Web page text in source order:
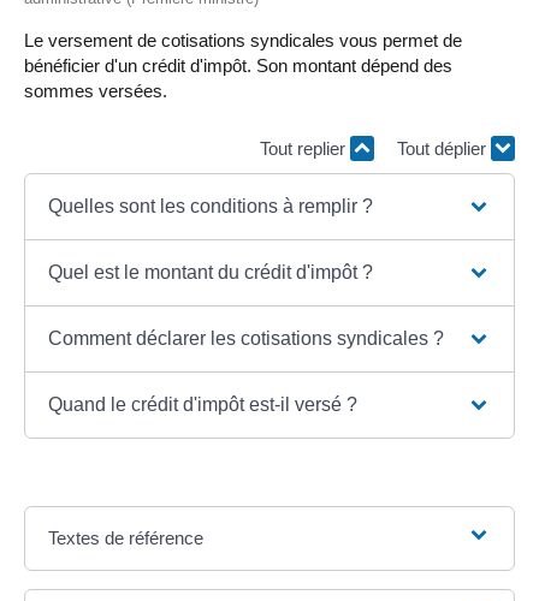
Le versement de cotisations syndicales vous permet de
bénéficier d'un crédit d'impôt. Son montant dépend des
sommes versées.
Tout replier Tout déplier
Quelles sont les conditions à remplir ?
Quel est le montant du crédit d'impôt ?
Comment déclarer les cotisations syndicales ?
Quand le crédit d'impôt est-il versé ?
Textes de référence